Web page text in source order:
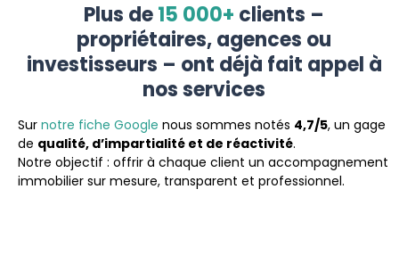
Plus de15 000+ clients –
propriétaires, agences ou
investisseurs – ont déjà fait appel à
nos services
Sur notre fiche Google nous sommes notés 4,7/5, un gage
de qualité, d’impartialité et de réactivité.
Notre objectif : offrir à chaque client un accompagnement
immobilier sur mesure, transparent et professionnel.